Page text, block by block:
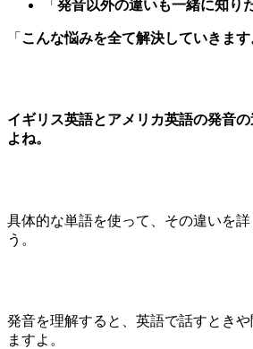
「 発音以外の違いも一緒に知り
「 こんな悩みを全て解決していきます
イギリス英語とアメリカ英語の発音
よね。
具体的な単語を使って、その違いを
う。
発音を理解すると、英語で話すとき
ますよ。